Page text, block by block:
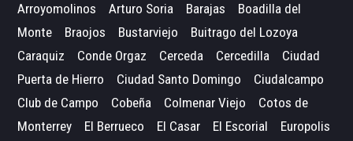
Arroyomolinos
Arturo Soria Barajas
Boadilla del
Monte
Braojos Bustarviejo
Buitrago del Lozoya
Caraquiz
Conde Orgaz Cerceda Cercedilla
Ciudad
Puerta de Hierro
Ciudad Santo Domingo
Ciudalcampo
Club de Campo
Cobeña Colmenar Viejo
Cotos de
Monterrey
El Berrueco El Casar El Escorial
Europolis